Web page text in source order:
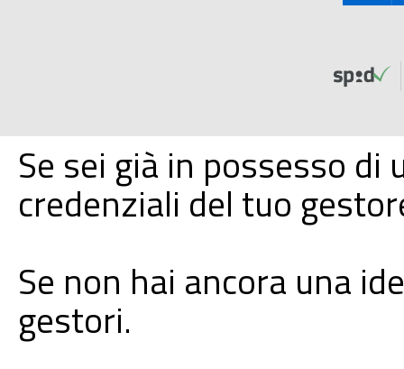
Se sei già in possesso
credenziali del tuo
Se non hai ancora una
gestori.